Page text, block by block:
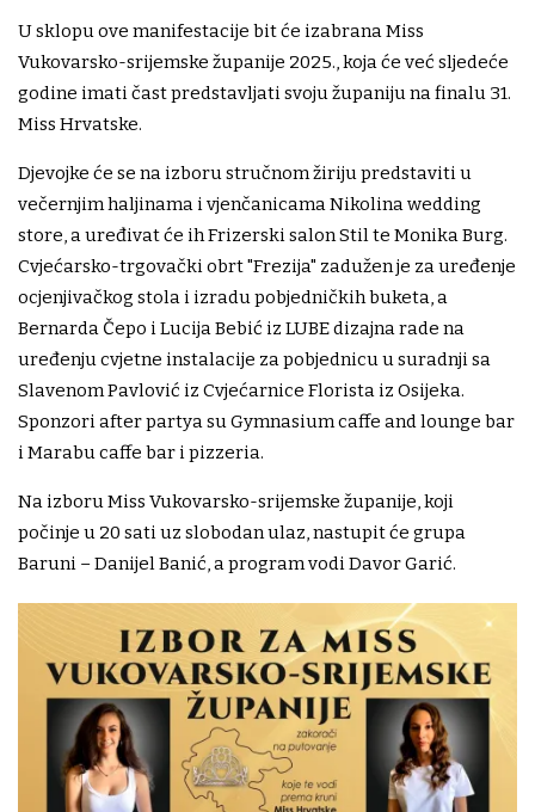
U sklopu ove manifestacije bit će izabrana Miss
Vukovarsko-srijemske županije 2025., koja će već sljedeće
godine imati čast predstavljati svoju županiju na finalu 31.
Miss Hrvatske.
Djevojke će se na izboru stručnom žiriju predstaviti u
večernjim haljinama i vjenčanicama Nikolina wedding
store, a uređivat će ih Frizerski salon Stil te Monika Burg.
Cvjećarsko-trgovački obrt "Frezija" zadužen je za uređenje
ocjenjivačkog stola i izradu pobjedničkih buketa, a
Bernarda Čepo i Lucija Bebić iz LUBE dizajna rade na
uređenju cvjetne instalacije za pobjednicu u suradnji sa
Slavenom Pavlović iz Cvjećarnice Florista iz Osijeka.
Sponzori after partya su Gymnasium caffe and lounge bar
i Marabu caffe bar i pizzeria.
Na izboru Miss Vukovarsko-srijemske županije, koji
počinje u 20 sati uz slobodan ulaz, nastupit će grupa
Baruni – Danijel Banić, a program vodi Davor Garić.